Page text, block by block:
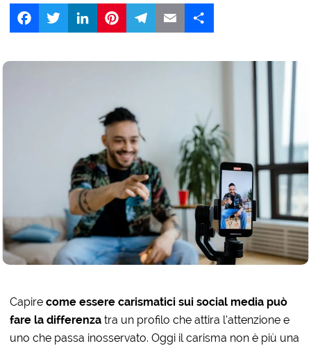
FacebookTwitter LinkedIn
Capirecome essere carismatici sui social media può
fare la differenza tra un profilo che attira l’attenzione e
uno che passa inosservato. Oggi il carisma non è più una